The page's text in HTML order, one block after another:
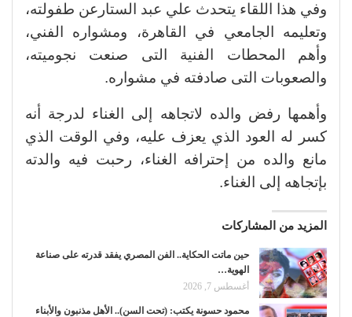
وفي هذا اللقاء يتحدث علي عبد الستارعن طفولته،
وتعليمه الجامعي في القاهرة، ومشواره الفني،
وأهم المحطات الفنية التى صنعت نجوميته،
والصعوبات التى صادفته في مشواره.
وأهمها رفض والده لاتجاهه إلى الغناء لدرجة أنه
كسر له العود الذي يعزف عليه، وفي الوقت الذي
مانع والده من إحترافه الغناء، رحبت فيه والدته
بإتجاهه إلى الغناء.
المزيد من المشاركات
حين ماتت الحكاية.. الفن المصري يفقد قدرته على صناعة
الهوية…
أغسطس 7, 2026
محمود حسونة يكتب: (تحت السن).. الأهل مذنبون والأبناء